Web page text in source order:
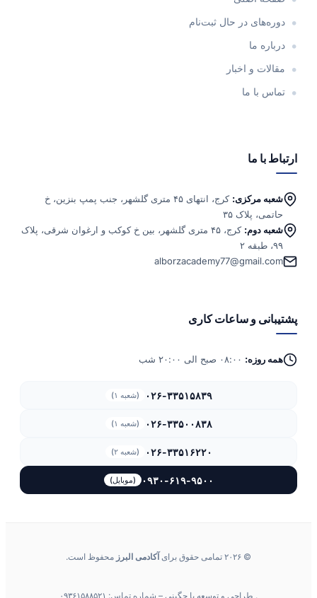
دوره‌های در حال ثبت‌نام
درباره ما
مقالات و اخبار
تماس با ما
ارتباط با ما
شعبه مرکزی:
کرج، انتهای ۴۵ متری گلشهر، جنب پمپ بنزین، خ
حاتمی، پلاک ۳۵
شعبه دوم:
کرج، ۴۵ متری گلشهر، بین خ کوکب و ارغوان شرقی، پلاک
۹۹، طبقه ۲
alborzacademy77@gmail.com
پشتیبانی و ساعات کاری
همه روزه:
۰۲۶-۳۳۵۱۵۸۳۹ (شعبه ۱)
۰۲۶-۳۳۵۰۰۸۳۸ (شعبه ۱)
۰۲۶-۳۳۵۱۶۲۲۰ (شعبه ۲)
۰۹۳۰-۶۱۹-۹۵۰۰ (موبایل)
© ۲۰۲۶ تمامی حقوق برای آکادمی البرز محفوظ است.
. طراحی و توسعه با چگینی – شماره تماس: ۰۹۳۶۱۵۸۸۵۲۱